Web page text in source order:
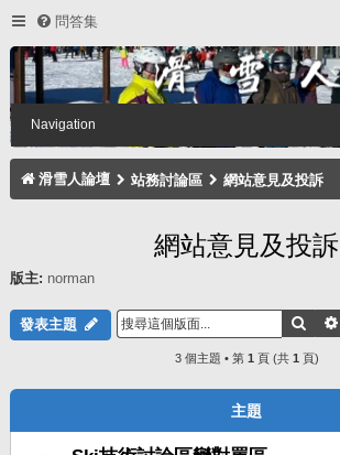
問答集
Navigation
滑雪人論壇 站務討論區 網站意見及投訴
網站意見及投訴
版主: norman
發表主題 搜尋
3 個主題 • 第 1 頁 (共 1 頁)
主題